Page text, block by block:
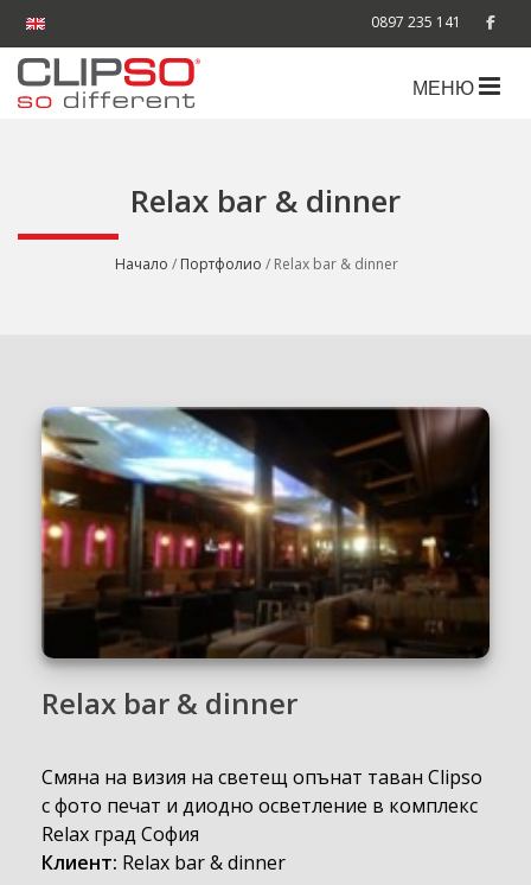
0897 235 141
МЕНЮ
Relax bar & dinner
Начало / Портфолио / Relax bar & dinner
Relax bar & dinner
Смяна на визия на светещ опънат таван Clipso
с фото печат и диодно осветление в комплекс
Relax град София
Клиент: Relax bar & dinner